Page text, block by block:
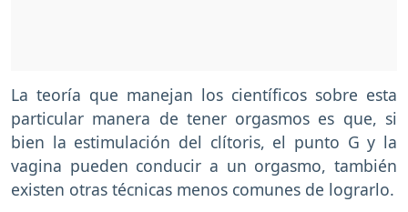
La teoría que manejan los científicos sobre esta
particular manera de tener orgasmos es que, si
bien la estimulación del clítoris, el punto G y la
vagina pueden conducir a un orgasmo, también
existen otras técnicas menos comunes de lograrlo.